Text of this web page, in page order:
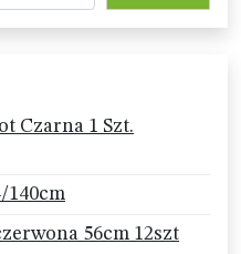
Czarna 1 Szt.
140cm
56cm 12szt